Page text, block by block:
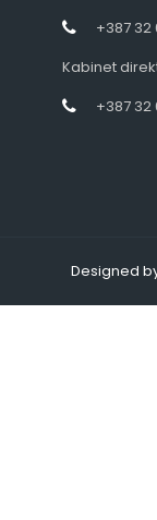
+387 32
Kabinet
+387 32
Designed